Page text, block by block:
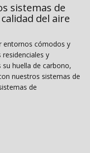
sistemas de
del aire
entornos cómodos y
y
huella de carbono,
nuestros sistemas de
de